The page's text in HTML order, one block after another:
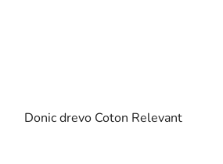
Donic drevo Coton Relevant